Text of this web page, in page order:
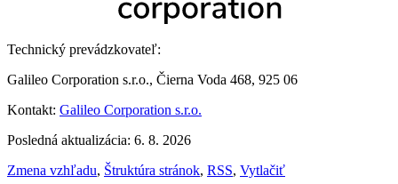
Technický prevádzkovateľ:
Galileo Corporation s.r.o., Čierna Voda 468, 925 06
Kontakt: Galileo Corporation s.r.o.
Posledná aktualizácia: 6. 8. 2026
Zmena vzhľadu, Štruktúra stránok, RSS, Vytlačiť